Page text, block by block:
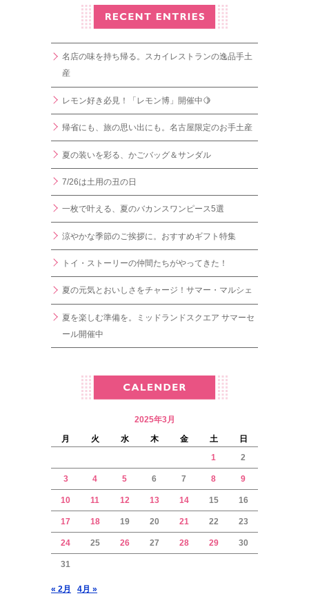
名店の味を持ち帰る。スカイレストランの逸品手土
産
レモン好き必見！「レモン博」開催中🍋
帰省にも、旅の思い出にも。名古屋限定のお手土産
夏の装いを彩る、かごバッグ＆サンダル
7/26は土用の丑の日
一枚で叶える、夏のバカンスワンピース5選
涼やかな季節のご挨拶に。おすすめギフト特集
トイ・ストーリーの仲間たちがやってきた！
夏の元気とおいしさをチャージ！サマー・マルシェ
夏を楽しむ準備を。ミッドランドスクエア サマーセ
ール開催中
2025年3月
月
火 水 木 金 土
日
1
2
3 4 5 6 7 8 9
10 11 12 13 14 15 16
17 18 19 20 21 22 23
24 25 26 27 28 29 30
31
« 2月 4月 »